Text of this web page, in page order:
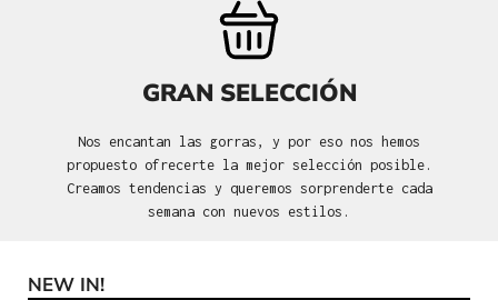
GRAN SELECCIÓN
Nos encantan las gorras, y por eso nos hemos
propuesto ofrecerte la mejor selección posible.
Creamos tendencias y queremos sorprenderte cada
semana con nuevos estilos.
Omitir la galería de productos
NEW IN!